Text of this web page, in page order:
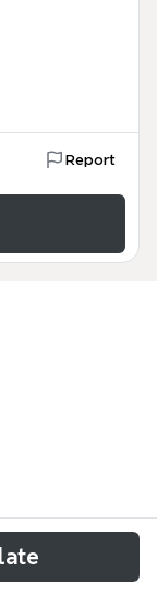
Report
Process
規劃到執行實